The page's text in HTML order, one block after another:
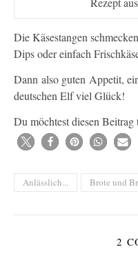
Die Käsestangen
Dips oder einfach
Dann also guten Appetit,
deutschen Elf viel Glück!
Du möchtest diesen Beitrag
Anlässlich... Brote und
2